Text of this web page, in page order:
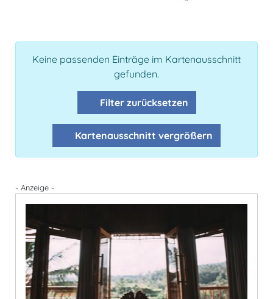
Keine passenden Einträge im Kartenausschnitt
gefunden.
Filter zurücksetzen
Kartenausschnitt vergrößern
- Anzeige -